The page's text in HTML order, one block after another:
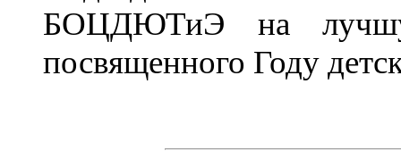
БОЦДЮТиЭ на
посвященного Году